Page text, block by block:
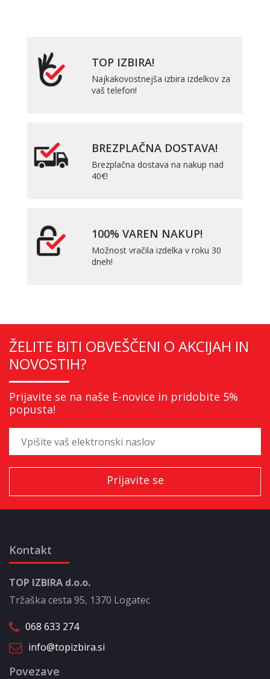
TOP IZBIRA!
Najkakovostnejša izbira izdelkov za
vaš telefon!
BREZPLAČNA DOSTAVA!
Brezplačna dostava na nakup nad
40€!
100% VAREN NAKUP!
Možnost vračila izdelka v roku 30
dneh!
ŽELITE BITI OBVEŠČENI O AKCIJAH IN
NOVOSTIH?
Prijavite se na naše E-novice in pridobite 5%
popusta!
Kontakt
TOP IZBIRA d.o.o.
Tržaška cesta 95, 1370 Logatec
068 633 274
info@topizbira.si
Povezave